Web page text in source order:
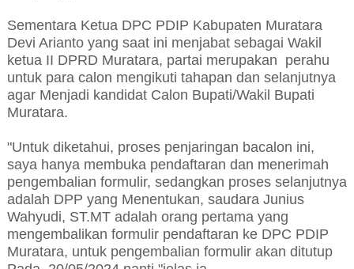
Sementara Ketua DPC PDIP Kabupaten Muratara
Devi Arianto yang saat ini menjabat sebagai Wakil
ketua II DPRD Muratara, partai merupakan perahu
untuk para calon mengikuti tahapan dan selanjutnya
agar Menjadi kandidat Calon Bupati/Wakil Bupati
Muratara.
"Untuk diketahui, proses penjaringan bacalon ini,
saya hanya membuka pendaftaran dan menerimah
pengembalian formulir, sedangkan proses selanjutnya
adalah DPP yang Menentukan, saudara Junius
Wahyudi, ST.MT adalah orang pertama yang
mengembalikan formulir pendaftaran ke DPC PDIP
Muratara, untuk pengembalian formulir akan ditutup